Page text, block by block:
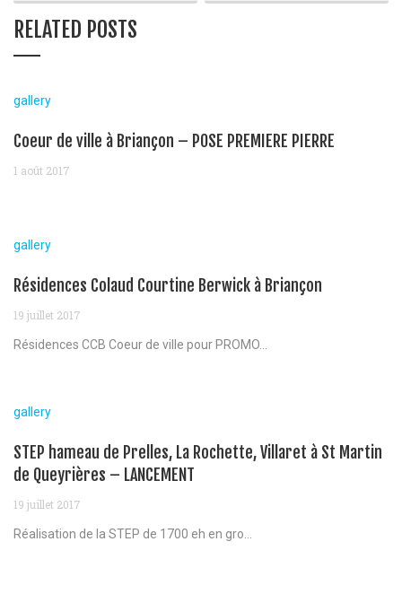
RELATED POSTS
gallery
Coeur de ville à Briançon – POSE PREMIERE PIERRE
1 août 2017
gallery
Résidences Colaud Courtine Berwick à Briançon
19 juillet 2017
Résidences CCB Coeur de ville pour PROMO...
gallery
STEP hameau de Prelles, La Rochette, Villaret à St Martin
de Queyrières – LANCEMENT
19 juillet 2017
Réalisation de la STEP de 1700 eh en gro...